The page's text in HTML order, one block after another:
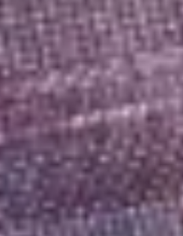
краю и ЕАО продолжит
ежегодно с 1 августа
пересчитывать
страховые пенсии
инвалидности
работающим
пенсионерам. Ведь
количество
индивидуальных
пенсионных
коэффициентов у них
взносов, которые
уплачивают работодатели
в Социальный фонд.
Только в отличие
от ежегодной
индексации, когда
размеры страховых